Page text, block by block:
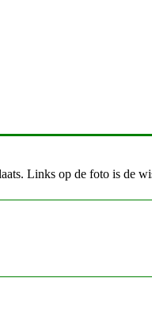
Links op de foto is de